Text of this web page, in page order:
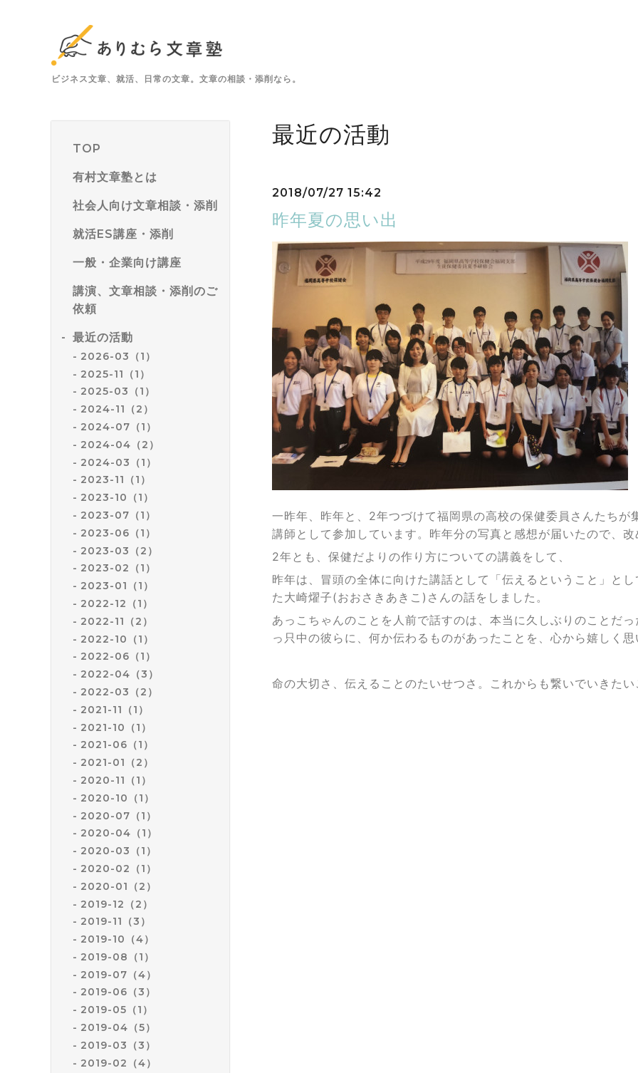
ビジネス文章、就活、日常の文章。文章の相談・添削なら。
TOP
有村文章塾とは
社会人向け文章相談・添削
就活ES講座・添削
一般・企業向け講座
講演、文章相談・添削のご
依頼
最近の活動
2026-03（1）
2025-11（1）
2025-03（1）
2024-11（2）
2024-07（1）
2024-04（2）
2024-03（1）
2023-11（1）
2023-10（1）
2023-07（1）
2023-06（1）
2023-03（2）
2023-02（1）
2023-01（1）
2022-12（1）
2022-11（2）
2022-10（1）
2022-06（1）
2022-04（3）
2022-03（2）
2021-11（1）
2021-10（1）
2021-06（1）
2021-01（2）
2020-11（1）
2020-10（1）
2020-07（1）
2020-04（1）
2020-03（1）
2020-02（1）
2020-01（2）
2019-12（2）
2019-11（3）
2019-10（4）
2019-08（1）
2019-07（4）
2019-06（3）
2019-05（1）
2019-04（5）
2019-03（3）
2019-02（4）
最近の活動
2018/07/27 15:42
昨年夏の思い出
一昨年、昨年と、2年つづけて福岡県の高校の保健委員さんたちが
講師として参加しています。昨年分の写真と感想が届いたので、改
2年とも、保健だよりの作り方についての講義をして、
昨年は、冒頭の全体に向けた講話として「伝えるということ」と
た大崎燿子(おおさきあきこ)さんの話をしました。
あっこちゃんのことを人前で話すのは、本当に久しぶりのことだ
っ只中の彼らに、何か伝わるものがあったことを、心から嬉しく思
命の大切さ、伝えることのたいせつさ。これからも繋いでいきたい